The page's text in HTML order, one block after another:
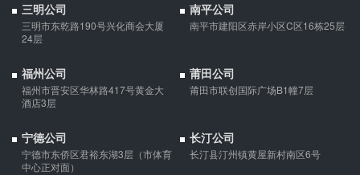
三明公司
三明市东乾路190号兴化商会大厦
24层
南平公司
南平市建阳区赤岸小区C区16栋25层
福州公司
福州市晋安区华林路417号黄金大
酒店3层
莆田公司
莆田市联创国际广场B1幢7层
宁德公司
宁德市东侨区君裕东湖3层（市体育
中心正对面）
长汀公司
长汀县汀州镇黄屋新村南区6号